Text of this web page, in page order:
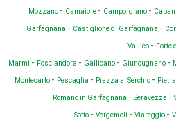
Mozzano - Camaiore - Camporgiano -
Garfagnana - Castiglione di Garfagnana -
Vallico - Forte
Marmi - Fosciandora - Gallicano - Giuncugnano -
Montecarlo - Pescaglia - Piazza al Serchio -
Romano in Garfagnana - Seravezza -
Sotto - Vergemoli - Viareggio -